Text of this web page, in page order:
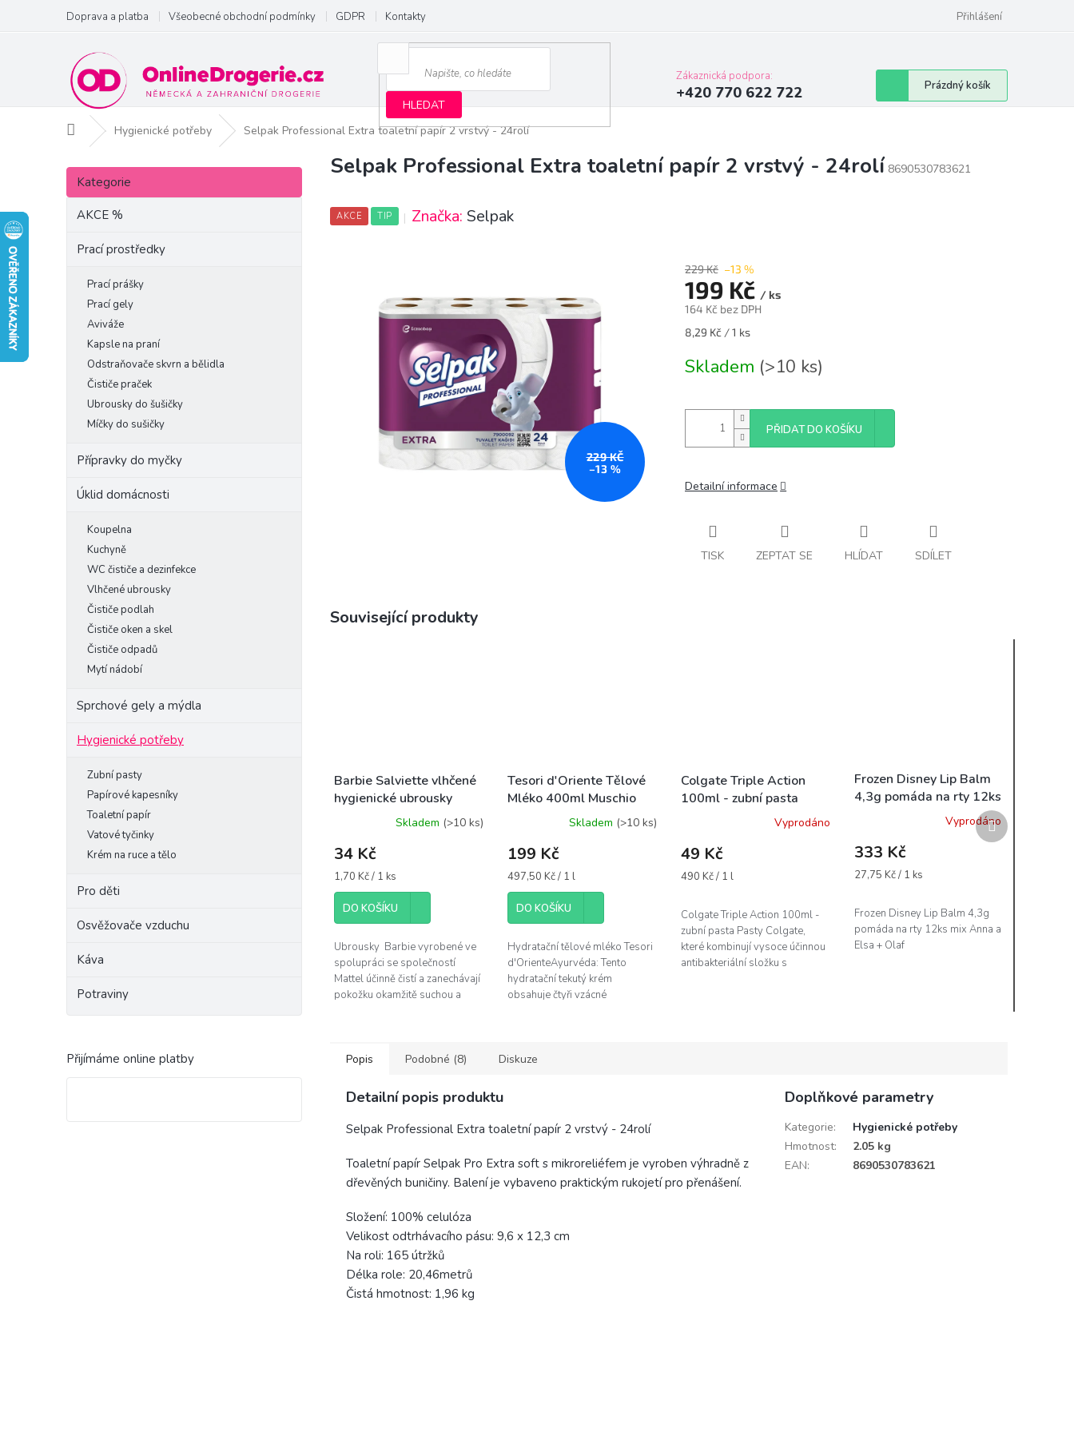
obsah
Doprava a platba Všeobecné obchodní podmínky GDPR Kontakty Přihlášení
HLEDAT
Zákaznická podpora:
+420 770 622 722
Nákupní
košík
Prázdný košík
Domů Hygienické potřeby Selpak Professional Extra toaletní papír 2 vrstvý - 24rolí
P
s
Přeskočit
kategorie
Kategorie
AKCE %
Prací prostředky
Prací prášky
Prací gely
Aviváže
Kapsle na praní
Odstraňovače skvrn a bělidla
Čističe praček
Ubrousky do šušičky
Míčky do sušičky
Přípravky do myčky
Úklid domácnosti
Koupelna
Kuchyně
WC čističe a dezinfekce
Vlhčené ubrousky
Čističe podlah
Čističe oken a skel
Čističe odpadů
Mytí nádobí
Sprchové gely a mýdla
Hygienické potřeby
Zubní pasty
Papírové kapesníky
Toaletní papír
Vatové tyčinky
Krém na ruce a tělo
Pro děti
Osvěžovače vzduchu
Káva
Potraviny
Přijímáme online platby
Selpak Professional Extra toaletní papír 2 vrstvý - 24rolí 8690530783621
AKCE TIP Značka: Selpak
229 KČ
–13 %
229 Kč –13 %
199 Kč / ks
164 Kč bez DPH
Měrná
8,29 Kč / 1 ks
Skladem (>10 ks)
PŘIDAT DO KOŠÍKU
Detailní informace
TISK ZEPTAT SE HLÍDAT SDÍLET
Související produkty
Barbie Salviette vlhčené
hygienické ubrousky
Skladem (>10 ks)
34 Kč
Měrná
cena:
1,70 Kč / 1 ks
DO KOŠÍKU
Ubrousky Barbie vyrobené ve
spolupráci se společností
Mattel účinně čistí a zanechávají
pokožku okamžitě suchou a
Tesori d'Oriente Tělové
Mléko 400ml Muschio
Bianco - stříbrná
Skladem (>10 ks)
199 Kč
Měrná
cena:
497,50 Kč / 1 l
DO KOŠÍKU
Hydratační tělové mléko Tesori
d'OrienteAyurvéda: Tento
hydratační tekutý krém
obsahuje čtyři vzácné
Colgate Triple Action
100ml - zubní pasta
Vyprodáno
49 Kč
Měrná
490 Kč / 1 l
Colgate Triple Action 100ml -
zubní pasta Pasty Colgate,
které kombinují vysoce účinnou
antibakteriální složku s
Frozen Disney Lip Balm
4,3g pomáda na rty 12ks
mix Anna a Elsa + Olaf
Vyprodáno
333 Kč
Měrná
27,75 Kč / 1 ks
Frozen Disney Lip Balm 4,3g
pomáda na rty 12ks mix Anna a
Elsa + Olaf
Další
produkt
Popis Podobné (8) Diskuze
Detailní popis produktu
Selpak Professional Extra toaletní papír 2 vrstvý - 24rolí
Toaletní papír Selpak Pro Extra soft s mikroreliéfem je vyroben výhradně z
dřevěných buničiny. Balení je vybaveno praktickým rukojetí pro přenášení.
Složení: 100% celulóza
Velikost odtrhávacího pásu: 9,6 x 12,3 cm
Na roli: 165 útržků
Délka role: 20,46metrů
Čistá hmotnost: 1,96 kg
Doplňkové parametry
Kategorie:
Hygienické potřeby
Hmotnost:
2.05 kg
EAN: 8690530783621